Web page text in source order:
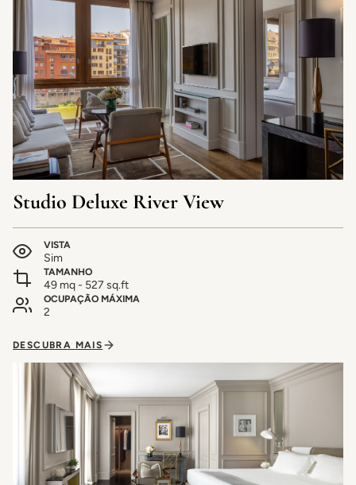
Studio Deluxe River View
VISTA
Sim
TAMANHO
49 mq - 527 sq.ft
OCUPAÇÃO MÁXIMA
2
DESCUBRA MAIS